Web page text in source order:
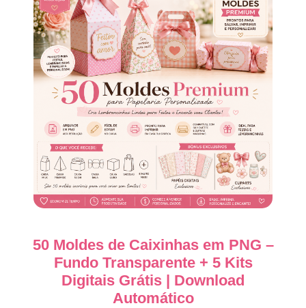
50 Moldes de Caixinhas em PNG –
Fundo Transparente + 5 Kits
Digitais Grátis | Download
Automático